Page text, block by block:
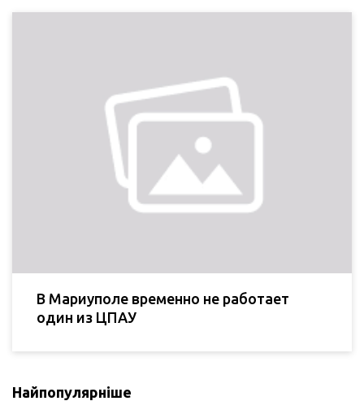
В Мариуполе временно не работает
один из ЦПАУ
Найпопулярніше